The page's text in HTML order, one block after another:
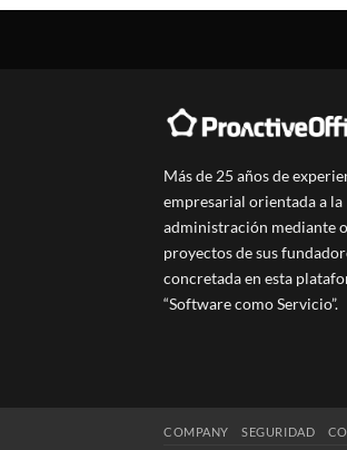
Más de 25 años de
empresarial orientada a la
administración mediante
proyectos de sus
concretada en esta
“Software como Servicio”.
COMPANY SEGURIDAD